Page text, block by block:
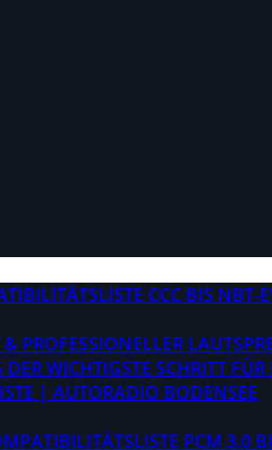
CCC BIS NBT-
PROFESSIONELLER
WICHTIGSTE SCHRITT FÜR
| AUTORADIO BODENSEE
PCM 3.0